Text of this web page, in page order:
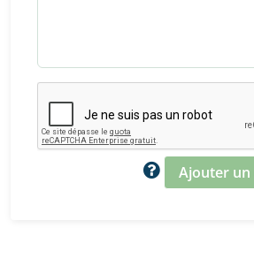
Ajouter